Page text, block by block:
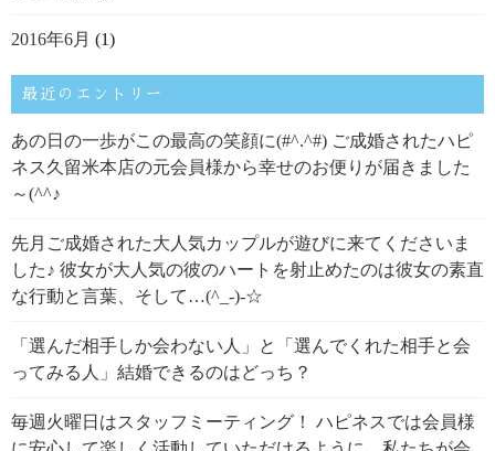
2016年6月 (1)
最近のエントリー
あの日の一歩がこの最高の笑顔に(#^.^#) ご成婚されたハピ
ネス久留米本店の元会員様から幸せのお便りが届きました
～(^^♪
先月ご成婚された大人気カップルが遊びに来てくださいま
した♪ 彼女が大人気の彼のハートを射止めたのは彼女の素直
な行動と言葉、そして…(^_-)-☆
「選んだ相手しか会わない人」と「選んでくれた相手と会
ってみる人」結婚できるのはどっち？
毎週火曜日はスタッフミーティング！ ハピネスでは会員様